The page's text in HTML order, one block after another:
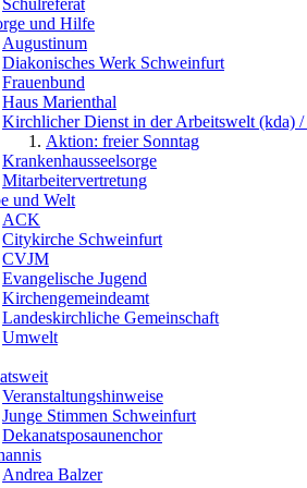
Schulreferat
und Hilfe
Augustinum
Diakonisches Werk Schweinfurt
Frauenbund
Haus Marienthal
Kirchlicher Dienst in der Arbeitswelt (kda) /
Aktion: freier Sonntag
Krankenhausseelsorge
Mitarbeitervertretung
und Welt
ACK
Citykirche Schweinfurt
CVJM
Evangelische Jugend
Kirchengemeindeamt
Landeskirchliche Gemeinschaft
Umwelt
Veranstaltungshinweise
Junge Stimmen Schweinfurt
Dekanatsposaunenchor
Andrea Balzer